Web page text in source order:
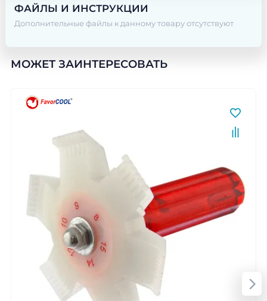
ФАЙЛЫ И ИНСТРУКЦИИ
Дополнительные файлы к данному товару отсутствуют
МОЖЕТ ЗАИНТЕРЕСОВАТЬ